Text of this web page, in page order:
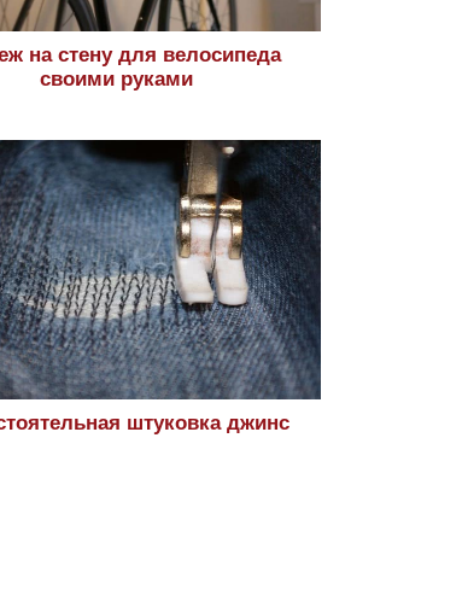
на стену для велосипеда
своими руками
штуковка джинс